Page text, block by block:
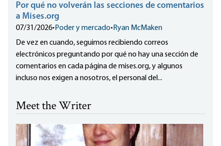
Por qué no volverán las secciones de comentarios
a Mises.org
07/31/2026•Poder y mercado•Ryan McMaken
De vez en cuando, seguimos recibiendo correos
electrónicos preguntando por qué no hay una sección de
comentarios en cada página de mises.org, y algunos
incluso nos exigen a nosotros, el personal del...
Meet the Writer